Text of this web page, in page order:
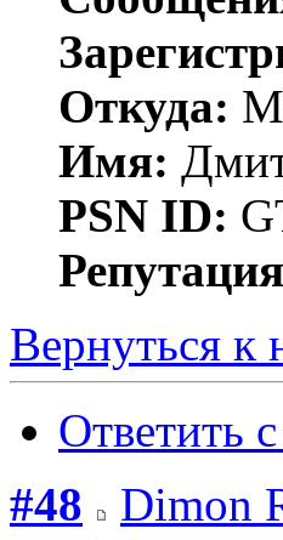
Откуда:
Имя:
PSN ID:
Вернуться к
Ответить
#48
Dimon